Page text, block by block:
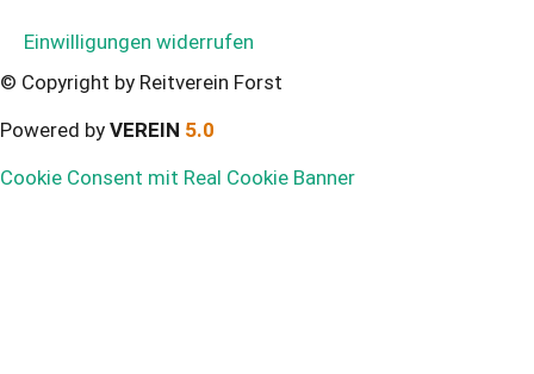
Einwilligungen widerrufen
© Copyright by Reitverein Forst
Powered by VEREIN 5.0
Cookie Consent mit Real Cookie Banner